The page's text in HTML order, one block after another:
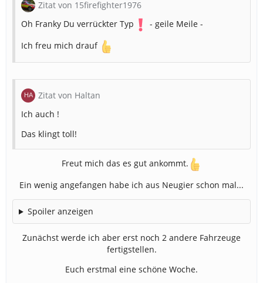
Zitat von 15firefighter1976
Oh Franky Du verrückter Typ
- geile Meile -
Ich freu mich drauf
Zitat von Haltan
Ich auch !
Das klingt toll!
Freut mich das es gut ankommt.
Ein wenig angefangen habe ich aus Neugier schon mal...
Spoiler anzeigen
Zunächst werde ich aber erst noch 2 andere Fahrzeuge
fertigstellen.
Euch erstmal eine schöne Woche.